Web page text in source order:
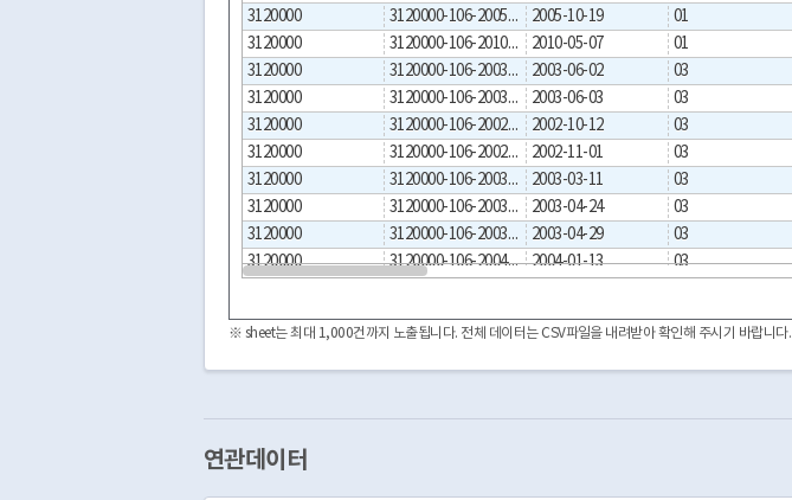
3120000
3120000-106-2005-00013 2005-10-19 01
3120000
3120000-106-2010-00007 2010-05-07 01
3120000
3120000-106-2003-00006 2003-06-02 03
3120000
3120000-106-2003-00007 2003-06-03 03
3120000
3120000-106-2002-00034 2002-10-12 03
3120000
3120000-106-2002-00035 2002-11-01 03
3120000
3120000-106-2003-00003 2003-03-11 03
3120000
3120000-106-2003-00004 2003-04-24 03
3120000
3120000-106-2003-00005 2003-04-29 03
3120000
3120000-106-2004-00003 2004-01-13 03
3120000
3120000-106-2004-00006 2004-03-15 03
3120000
3120000-106-2004-00005 2004-02-25 01
3120000
3120000-106-2002-00018 2001-08-01 03
3120000
3120000-106-2002-00020 2002-01-12 03
3120000
※ sheet는 최대 1,000건까지 노출됩니다. 전체 데이터는 CSV파일을 내려받아 확인해 주시기 바랍니다.
연관데이터